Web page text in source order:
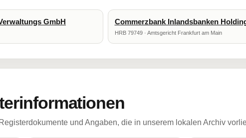
GmbH Commerzbank Inlandsbanken
HRB 79749 · Amtsgericht Frankfurt am Main
und Angaben, die in unserem lokalen Archiv